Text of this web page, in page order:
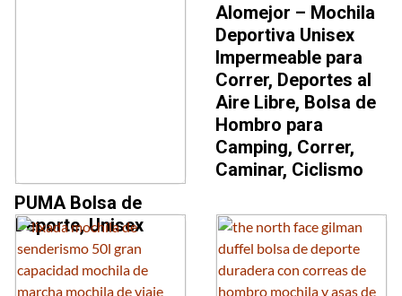
PUMA Bolsa de
Deporte, Unisex
Alomejor – Mochila
Deportiva Unisex
Impermeable para
Correr, Deportes al
Aire Libre, Bolsa de
Hombro para
Camping, Correr,
Caminar, Ciclismo